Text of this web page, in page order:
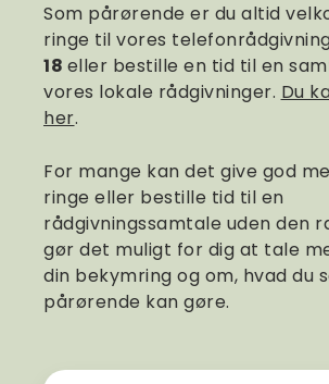
Som pårørende er du altid
ringe til vores
18 eller bestille en tid til en
vores lokale rådgivninger. Du
her.
For mange kan det give god
ringe eller bestille tid til en
rådgivningssamtale uden den
gør det muligt for dig at tale
din bekymring og om, hvad du
pårørende kan gøre.